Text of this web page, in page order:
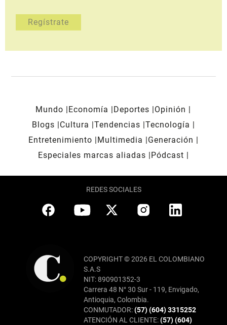
Mundo Economía Deportes
Opinión
Blogs
Cultura Tendencias Tecnología
Entretenimiento
Multimedia
Generación
Especiales marcas aliadas
Pódcast
REDES SOCIALES
COPYRIGHT © 2026 EL COLOMBIANO
S.A.S
NIT: 890901352-3
Carrera 48 N° 30 Sur - 119, Envigado,
Antioquia, Colombia.
CONMUTADOR:(57) (604) 3315252
ATENCIÓN AL CLIENTE:(57) (604)